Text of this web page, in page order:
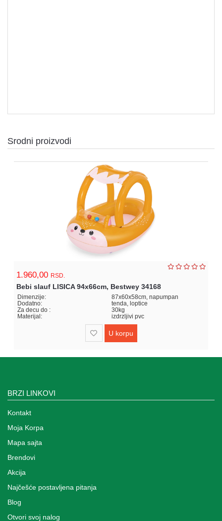
Srodni proizvodi
1.960,00 RSD.
Bebi slauf LISICA 94x66cm, Bestwey 34168
Dimenzije:
87x60x58cm, napumpan
Dodatno:
tenda, loptice
Za decu do :
30kg
Materijal:
izdrzljivi pvc
U korpu
BRZI LINKOVI
Kontakt
Moja Korpa
Mapa sajta
Brendovi
Akcija
Najčešće postavljena pitanja
Blog
Otvori svoj nalog